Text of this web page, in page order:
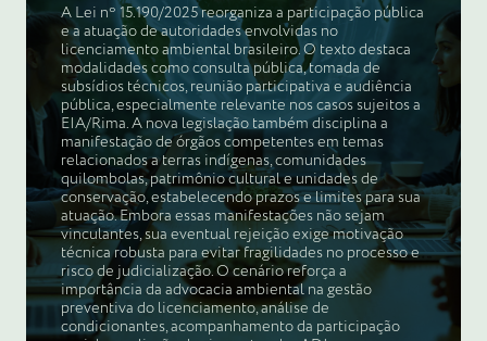
A Lei nº 15.190/2025 reorganiza a participação pública
e a atuação de autoridades envolvidas no
licenciamento ambiental brasileiro. O texto destaca
modalidades como consulta pública, tomada de
subsídios técnicos, reunião participativa e audiência
pública, especialmente relevante nos casos sujeitos a
EIA/Rima. A nova legislação também disciplina a
manifestação de órgãos competentes em temas
relacionados a terras indígenas, comunidades
quilombolas, patrimônio cultural e unidades de
conservação, estabelecendo prazos e limites para sua
atuação. Embora essas manifestações não sejam
vinculantes, sua eventual rejeição exige motivação
técnica robusta para evitar fragilidades no processo e
risco de judicialização. O cenário reforça a
importância da advocacia ambiental na gestão
preventiva do licenciamento, análise de
condicionantes, acompanhamento da participação